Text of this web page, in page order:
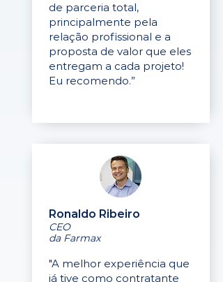
de parceria total,
principalmente pela
relação profissional e a
proposta de valor que eles
entregam a cada projeto!
Eu recomendo.”
Ronaldo Ribeiro
CEO
da Farmax
"A melhor experiência que
já tive como contratante